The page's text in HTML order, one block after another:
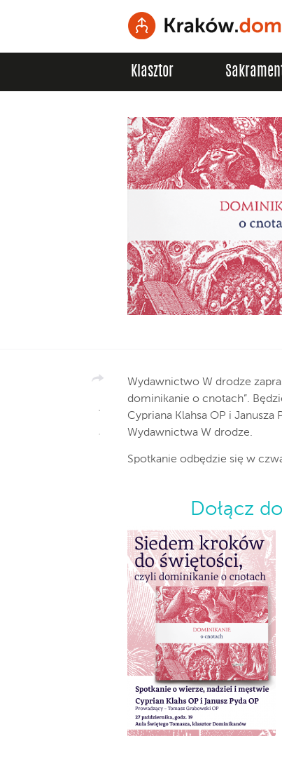
Klasztor
Wydawnictwo W drodze
dominikanie o cnotach”.
Cypriana Klahsa OP i Janusza
Wydawnictwa W drodze.
Spotkanie odbędzie się w
Dołącz